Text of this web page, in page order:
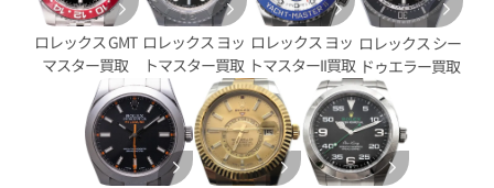
ロレックス GMT
マスター買取
ロレックス ヨッ
トマスター買取
ロレックス ヨッ
トマスターII買取
ロレックス シー
ドゥエラー買取